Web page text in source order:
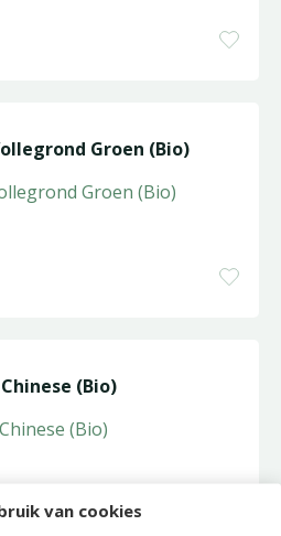
van cookies
Groen (Bio)
Groen (Bio)
(Bio)
(Bio)